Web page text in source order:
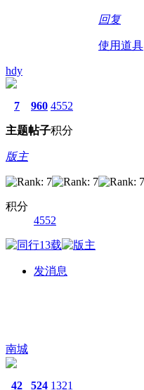
回复
使用道具
hdy
7
主题
960
帖子
4552
积分
版主
积分
4552
发消息
南城
42 524 1321